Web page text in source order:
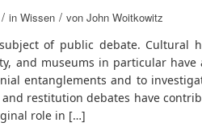
/ in Wissen / von John Woitkowitz
of public debate. Cultural
and museums in particular have
entanglements and to
restitution debates have
role in […]